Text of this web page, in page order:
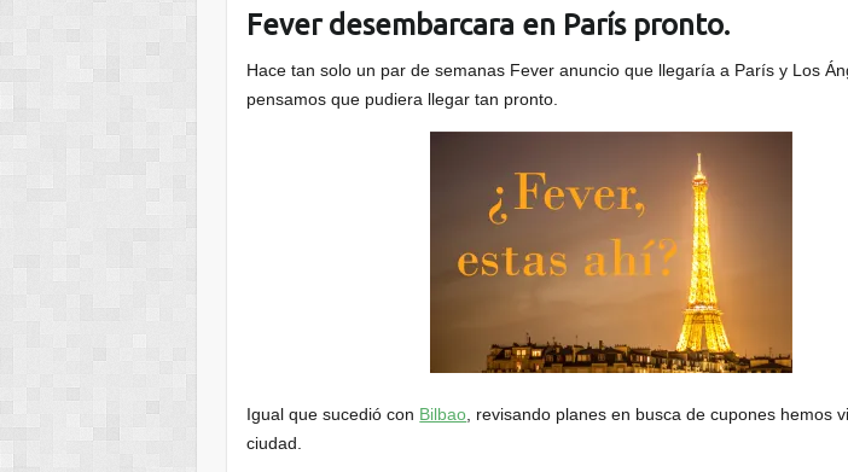
Fever desembarcara en París pronto.
Hace tan solo un par de semanas Fever anuncio que llegaría a París y Los
pensamos que pudiera llegar tan pronto.
Igual que sucedió con Bilbao, revisando planes en busca de cupones hemos
ciudad.